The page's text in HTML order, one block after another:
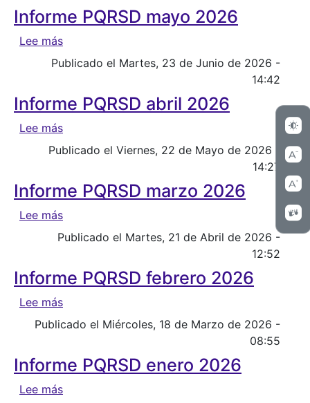
Informe PQRSD mayo 2026
Lee mássobre Informe PQRSD mayo 2026
Publicado el Martes, 23 de Junio de 2026 -
14:42
Informe PQRSD abril 2026
Lee mássobre Informe PQRSD abril 2026
Publicado el Viernes, 22 de Mayo de 2026 -
14:27
Informe PQRSD marzo 2026
Lee mássobre Informe PQRSD marzo 2026
Publicado el Martes, 21 de Abril de 2026 -
12:52
Informe PQRSD febrero 2026
Lee mássobre Informe PQRSD febrero 2026
Publicado el Miércoles, 18 de Marzo de 2026 -
08:55
Informe PQRSD enero 2026
Lee mássobre Informe PQRSD enero 2026